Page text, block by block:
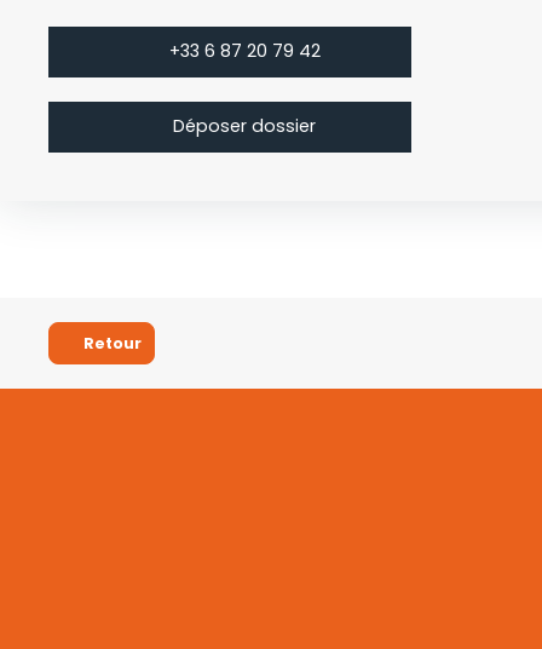
+33 6 87 20 79 42
Déposer dossier
Retour